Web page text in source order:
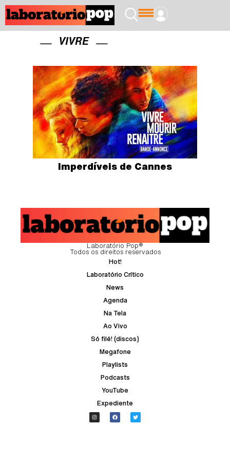
VIVRE
Imperdíveis de Cannes
Laboratório Pop®
Todos os direitos reservados
Hot!
Laboratório Crítico
News
Agenda
Na Tela
Ao Vivo
Só filé! (discos)
Megafone
Playlists
Podcasts
YouTube
Expediente